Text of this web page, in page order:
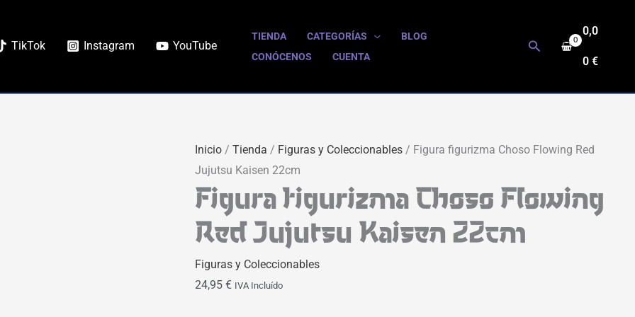
TikTok Instagram YouTube
TIENDA CATEGORÍAS
BLOG
CONÓCENOS
CUENTA
Buscar
0,0
0€
Inicio /Tienda / Figuras y Coleccionables / Figura figurizma Choso Flowing Red
Jujutsu Kaisen 22cm
Figura figurizma Choso Flowing
Red Jujutsu Kaisen 22cm
Figuras y Coleccionables
24,95€ IVA Incluído